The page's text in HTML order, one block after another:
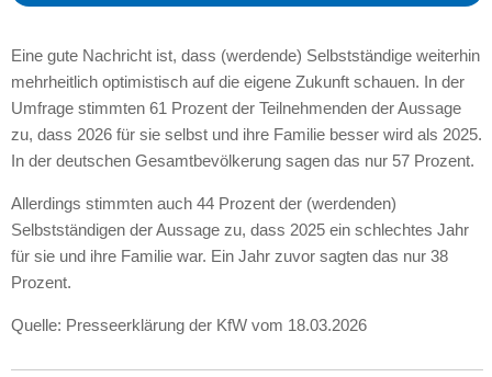
Eine gute Nachricht ist, dass (werdende) Selbstständige weiterhin
mehrheitlich optimistisch auf die eigene Zukunft schauen. In der
Umfrage stimmten 61 Prozent der Teilnehmenden der Aussage
zu, dass 2026 für sie selbst und ihre Familie besser wird als 2025.
In der deutschen Gesamtbevölkerung sagen das nur 57 Prozent.
Allerdings stimmten auch 44 Prozent der (werdenden)
Selbstständigen der Aussage zu, dass 2025 ein schlechtes Jahr
für sie und ihre Familie war. Ein Jahr zuvor sagten das nur 38
Prozent.
Quelle: Presseerklärung der KfW vom 18.03.2026